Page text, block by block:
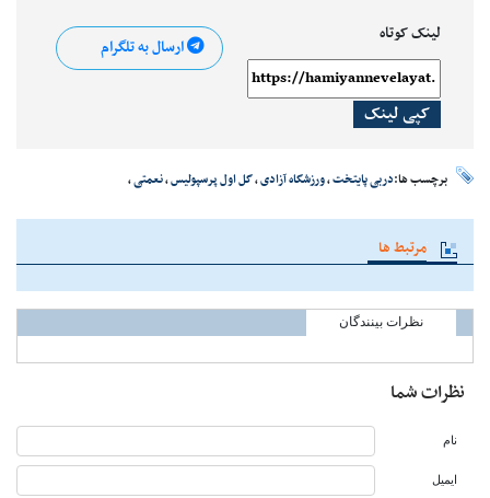
لینک کوتاه
کپی لینک
ارسال به تلگرام
برچسب ها:دربی پایتخت،ورزشگاه آزادی،گل اول پرسپولیس،نعمتی،
مرتبط ها
نظرات بینندگان
نظرات شما
نام
ایمیل